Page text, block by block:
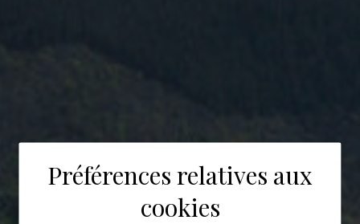
Préférences relatives aux
cookies